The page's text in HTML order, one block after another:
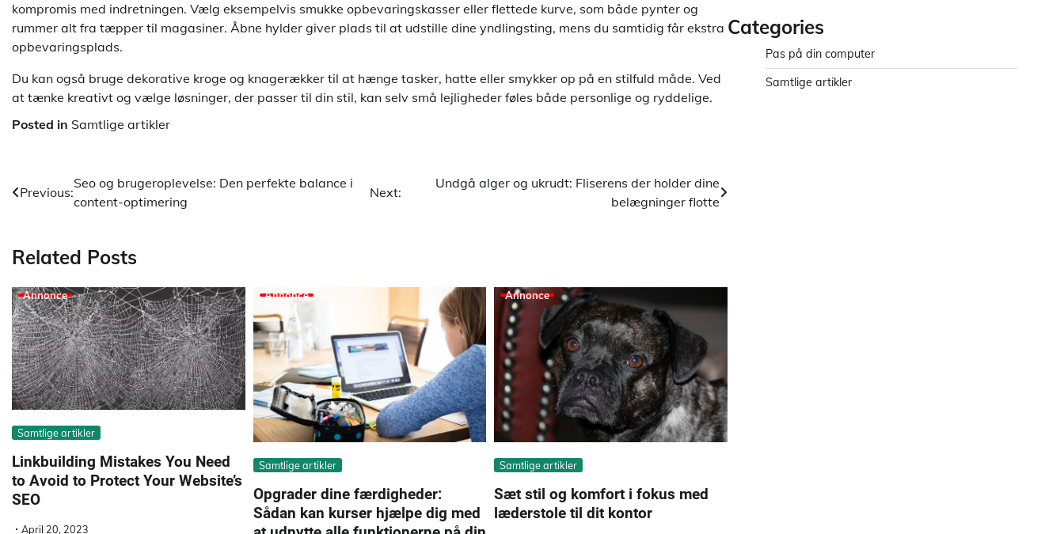
kompromis med indretningen. Vælg eksempelvis smukke opbevaringskasser eller flettede kurve, som både pynter og
rummer alt fra tæpper til magasiner. Åbne hylder giver plads til at udstille dine yndlingsting, mens du samtidig får ekstra
opbevaringsplads.
Du kan også bruge dekorative kroge og knagerækker til at hænge tasker, hatte eller smykker op på en stilfuld måde. Ved
at tænke kreativt og vælge løsninger, der passer til din stil, kan selv små lejligheder føles både personlige og ryddelige.
Posted in Samtlige artikler
Indlægsnavigation
Previous:
Seo og brugeroplevelse: Den perfekte balance i
content-optimering
Next:
Undgå alger og ukrudt: Fliserens der holder dine
belægninger flotte
Related Posts
Annonce
Samtlige artikler
Linkbuilding Mistakes You Need
to Avoid to Protect Your Website’s
SEO
April 20, 2023
Annonce
Samtlige artikler
Opgrader dine færdigheder:
Sådan kan kurser hjælpe dig med
Annonce
Samtlige artikler
Sæt stil og komfort i fokus med
læderstole til dit kontor
Categories
Pas på din computer
Samtlige artikler